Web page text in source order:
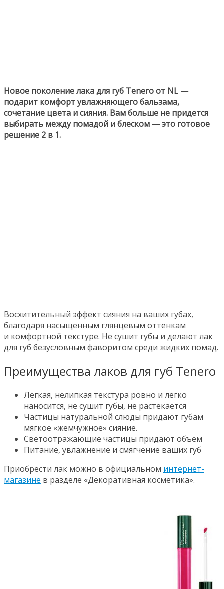
Новое поколение лака для губ Tenero от NL —
подарит комфорт увлажняющего бальзама,
сочетание цвета и сияния. Вам больше не придется
выбирать между помадой и блеском — это готовое
решение 2 в 1.
Восхитительный эффект сияния на ваших губах,
благодаря насыщенным глянцевым оттенкам
и комфортной текстуре. Не сушит губы и делают лак
для губ безусловным фаворитом среди жидких помад.
Преимущества лаков для губ Tenero
Легкая, нелипкая текстура ровно и легко
наносится, не сушит губы, не растекается
Частицы натуральной слюды придают губам
мягкое «жемчужное» сияние.
Светоотражающие частицы придают объем
Питание, увлажнение и смягчение ваших губ
Приобрести лак можно в официальном интернет-
магазине в разделе «Декоративная косметика».